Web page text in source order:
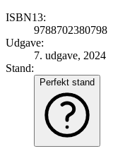
ISBN13:
9788702380798
Udgave:
7. udgave, 2024
Stand:
Perfekt stand